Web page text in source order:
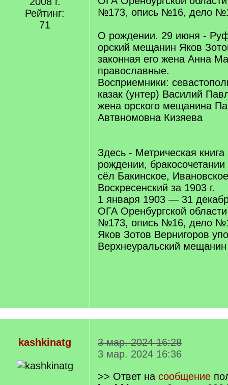
Рейтинг:
71
№173, опись №16, дело
О рождении. 29 июня -
орский мещанин Яков
законная его жена Анна
православные.
Восприемники:
казак (унтер) Василий
жена орского мещанина
Автвномовна Кизяева
Здесь - Метрическая книга
рождении,
сёл Бакинское,
Воскресенский за 1903 г.
1 января 1903 — 31
ОГА Оренбургской
№173, опись №16, дело
Яков Зотов Вернигоров
Верхнеуральский мещанин
kashkinatg
3 мар. 2024 16:28
3 мар. 2024 16:36
>> Ответ на сообщение